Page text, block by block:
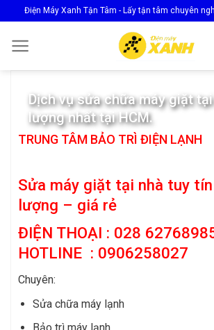
to
content
Điện Máy Xanh Tận Tâm - Lấy tận tâm chuyên
Dịch vụ sửa chữa máy giặt
lượng nhất tại HCM.
TRUNG TÂM BẢO TRÌ
Sửa máy giặt tại nhà tuy
lượng – giá rẻ
ĐIỆN THOẠI : 028
HOTLINE : 0906258027
Chuyên:
Sửa chữa máy lạnh